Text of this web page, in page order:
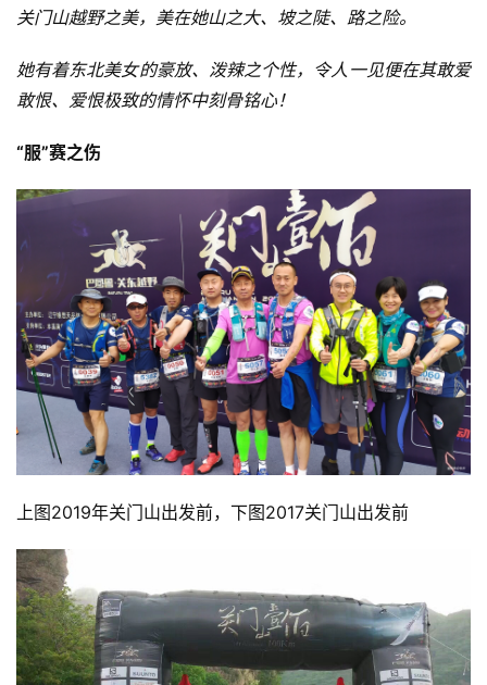
关门山越野之美，美在她山之大、坡之陡、路之险。
她有着东北美女的豪放、泼辣之个性，令人一见便在其敢爱
敢恨、爱恨极致的情怀中刻骨铭心！
“服”赛之伤
上图2019年关门山出发前，下图2017关门山出发前